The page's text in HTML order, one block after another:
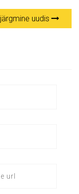
järgmine uudis